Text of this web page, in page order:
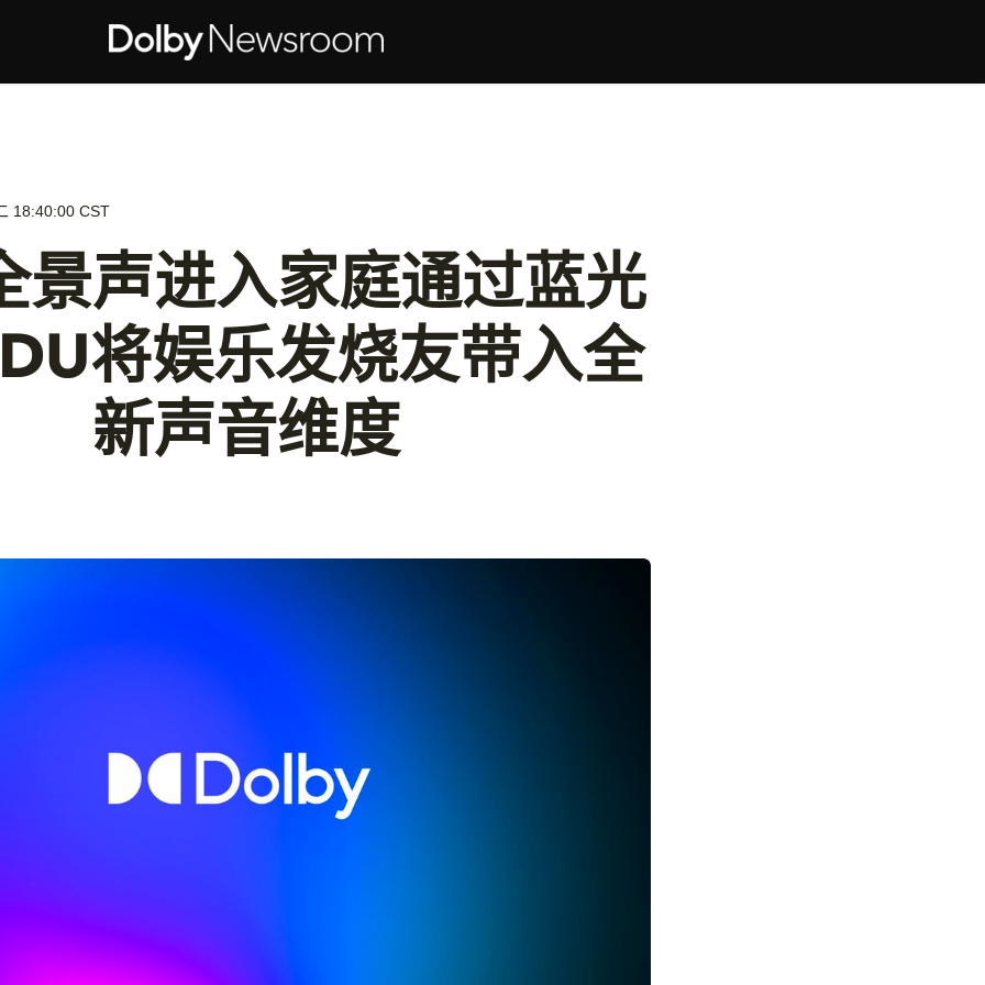
18:40:00 CST
景声进入家庭通过蓝光
将娱乐发烧友带入全
新声音维度